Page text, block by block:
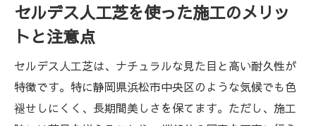
セルデス人工芝を使った施工のメリッ
トと注意点
セルデス人工芝は、ナチュラルな見た目と高い耐久性が
特徴です。特に静岡県浜松市中央区のような気候でも色
褪せしにくく、長期間美しさを保てます。ただし、施工